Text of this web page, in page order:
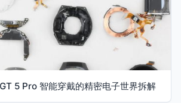
5 Pro 智能穿戴的精密电子世界拆解